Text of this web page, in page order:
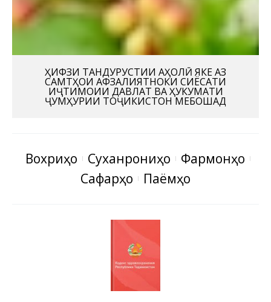
ҲИФЗИ ТАНДУРУСТИИ АҲОЛӢ ЯКЕ АЗ
САМТҲОИ АФЗАЛИЯТНОКИ СИЁСАТИ
ИҶТИМОИИ ДАВЛАТ ВА ҲУКУМАТИ
ҶУМҲУРИИ ТОҶИКИСТОН МЕБОШАД
Вохӯриҳо Суханрониҳо
Фармонҳо
Сафарҳо
Паёмҳо